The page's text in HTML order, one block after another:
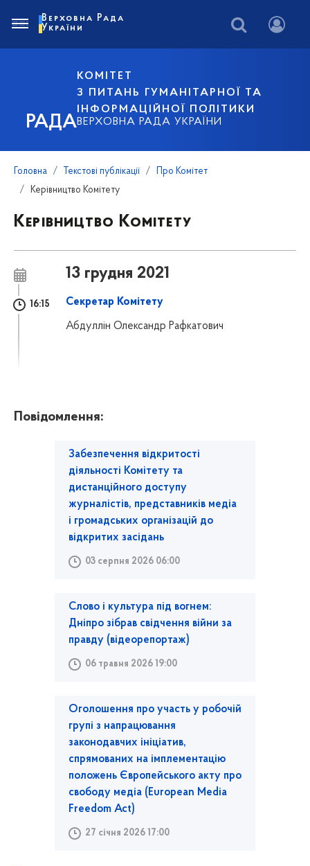
РАДА
КОМІТЕТ
З ПИТАНЬ ГУМАНІТАРНОЇ ТА
ІНФОРМАЦІЙНОЇ ПОЛІТИКИ
ВЕРХОВНА РАДА УКРАЇНИ
Верховна Рада
України
Головна Текстові публікації
Про Комітет
Керівництво Комітету
Керівництво Комітету
13 грудня 2021
16:15 Секретар Комітету
Абдуллін Олександр Рафкатович
Повідомлення:
Забезпечення відкритості
діяльності Комітету та
дистанційного доступу
журналістів, представників медіа
і громадських організацій до
відкритих засідань
03 серпня 2026 06:00
Слово і культура під вогнем:
Дніпро зібрав свідчення війни за
правду (відеорепортаж)
06 травня 2026 19:00
Оголошення про участь у робочій
групі з напрацювання
законодавчих ініціатив,
спрямованих на імплементацію
положень Європейського акту про
свободу медіа (European Media
Freedom Act)
27 січня 2026 17:00